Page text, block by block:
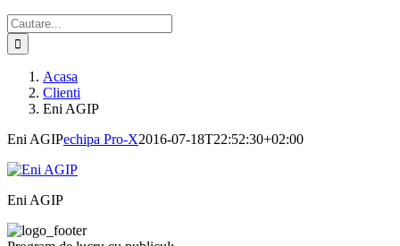
Cautare...
Acasa
Clienti
Eni AGIP
Eni AGIPechipa Pro-X2016-07-18T22:52:30+02:00
Eni AGIP